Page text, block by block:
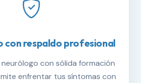
con respaldo profesional
con sólida formación
enfrentar tus síntomas con